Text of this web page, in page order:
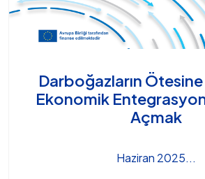
Darboğazların
Ekonomik
Açmak
Haziran 2025